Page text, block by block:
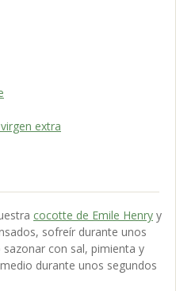
extra
cocotte de Emile Henry y
sofreír durante unos
con sal, pimienta y
durante unos segundos